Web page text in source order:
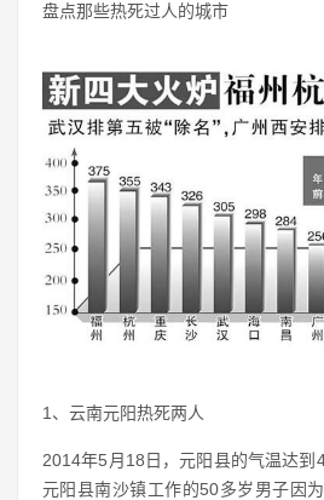
盘点那些热死过人的城市
1、云南元阳热死两人
2014年5月18日，元阳县的气温达
元阳县南沙镇工作的50多岁男子因